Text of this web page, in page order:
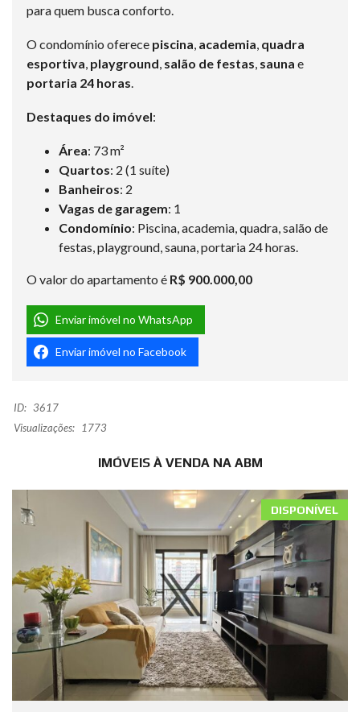
para quem busca conforto.
O condomínio oferece piscina, academia, quadra
esportiva, playground, salão de festas, sauna e
portaria 24 horas.
Destaques do imóvel:
Área: 73 m²
Quartos: 2 (1 suíte)
Banheiros: 2
Vagas de garagem: 1
Condomínio: Piscina, academia, quadra, salão de
festas, playground, sauna, portaria 24 horas.
O valor do apartamento é R$ 900.000,00
Enviar imóvel no WhatsApp
Enviar imóvel no Facebook
ID: 3617
Visualizações: 1773
IMÓVEIS À VENDA NA ABM
DISPONÍVEL